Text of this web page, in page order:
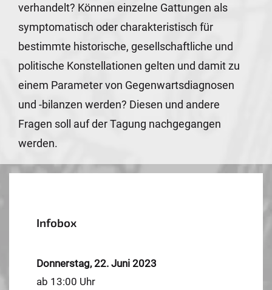
verhandelt? Können einzelne Gattungen als
symptomatisch oder charakteristisch für
bestimmte historische, gesellschaftliche und
politische Konstellationen gelten und damit zu
einem Parameter von Gegenwartsdiagnosen
und -bilanzen werden? Diesen und andere
Fragen soll auf der Tagung nachgegangen
werden.
Infobox
Donnerstag, 22. Juni 2023
ab 13:00 Uhr